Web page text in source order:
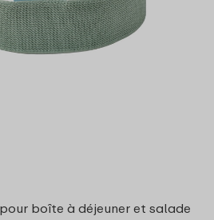
boîte à déjeuner et salade